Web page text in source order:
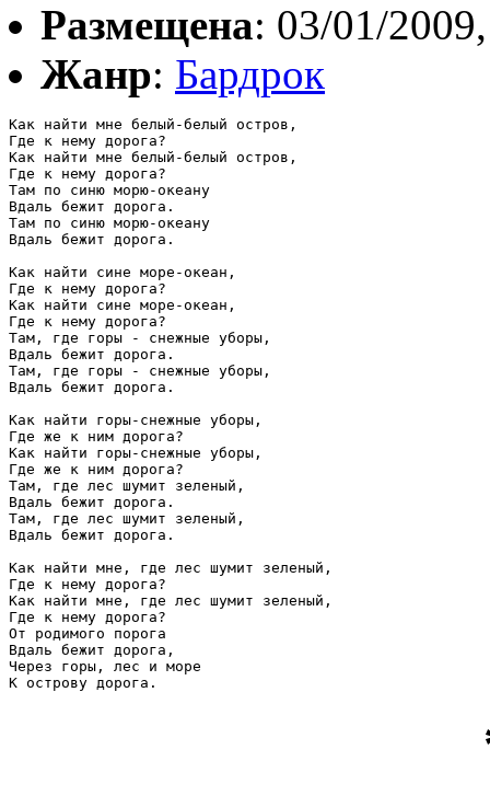
Размещена: 03/01/
Жанр: Бардрок
Как найти мне белый-белый остров,
Где к нему дорога?
Как найти мне белый-белый остров,
Где к нему дорога?
Там по синю морю-океану
Вдаль бежит дорога.
Там по синю морю-океану
Вдаль бежит дорога.
Как найти сине море-океан,
Где к нему дорога?
Как найти сине море-океан,
Где к нему дорога?
Там, где горы - снежные уборы,
Вдаль бежит дорога.
Там, где горы - снежные уборы,
Вдаль бежит дорога.
Как найти горы-снежные уборы,
Где же к ним дорога?
Как найти горы-снежные уборы,
Где же к ним дорога?
Там, где лес шумит зеленый,
Вдаль бежит дорога.
Там, где лес шумит зеленый,
Вдаль бежит дорога.
Как найти мне, где лес шумит зеленый,
Где к нему дорога?
Как найти мне, где лес шумит зеленый,
Где к нему дорога?
От родимого порога
Вдаль бежит дорога,
Через горы, лес и море
К острову дорога.